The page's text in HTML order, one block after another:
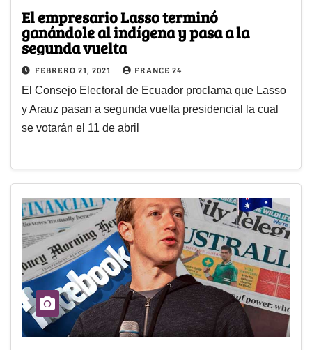
El empresario Lasso terminó
ganándole al indígena y pasa a la
segunda vuelta
FEBRERO 21, 2021 FRANCE 24
El Consejo Electoral de Ecuador proclama que Lasso
y Arauz pasan a segunda vuelta presidencial la cual
se votarán el 11 de abril